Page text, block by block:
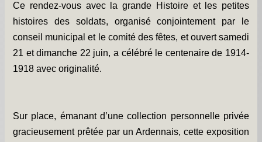
Travaux -
Informations pratiques -
Informations diverses -
Gîtes de groupe -
Album photos -
Ce rendez-vous avec la grande Histoire et les petites
histoires des soldats, organisé conjointement par le
conseil municipal et le comité des fêtes, et ouvert samedi
21 et dimanche 22 juin, a célébré le centenaire de 1914-
1918 avec originalité.
Sur place, émanant d’une collection personnelle privée
gracieusement prêtée par un Ardennais, cette exposition